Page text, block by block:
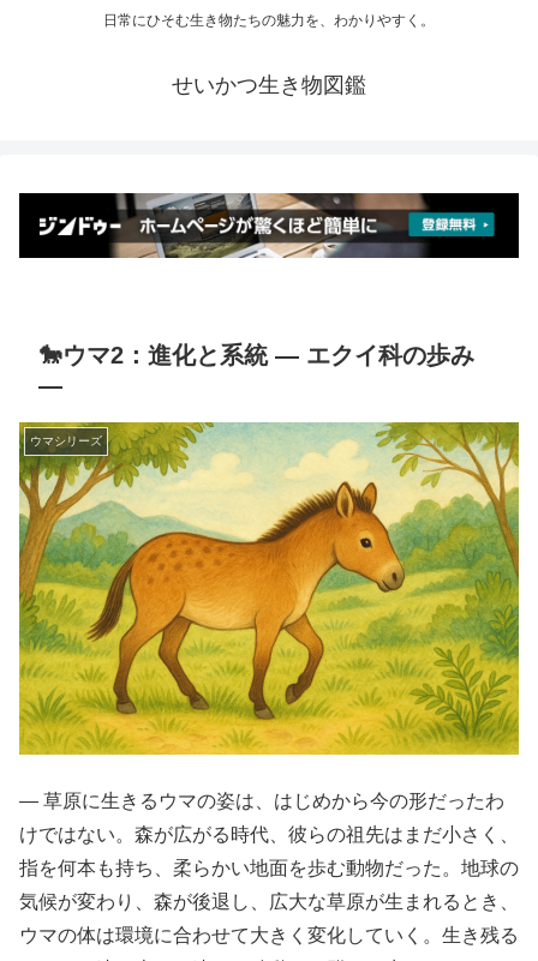
日常にひそむ生き物たちの魅力を、わかりやすく。
せいかつ生き物図鑑
🐎ウマ2：進化と系統 ― エクイ科の歩み
―
ウマシリーズ
― 草原に生きるウマの姿は、はじめから今の形だったわ
けではない。森が広がる時代、彼らの祖先はまだ小さく、
指を何本も持ち、柔らかい地面を歩む動物だった。地球の
気候が変わり、森が後退し、広大な草原が生まれるとき、
ウマの体は環境に合わせて大きく変化していく。生き残る